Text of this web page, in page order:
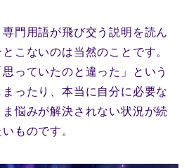
門用語が飛び交う説明を読ん
こないのは当然のことです。
っていたのと違った」という
ったり、本当に自分に必要な
悩みが解決されない状況が続
ものです。